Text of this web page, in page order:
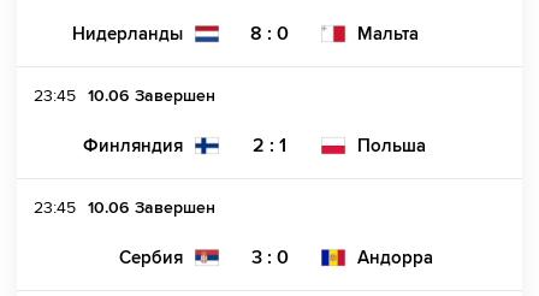
Нидерланды 8 : 0 Мальта
23:45 10.06 Завершен
Финляндия 2 : 1 Польша
23:45 10.06 Завершен
Сербия 3 : 0 Андорра